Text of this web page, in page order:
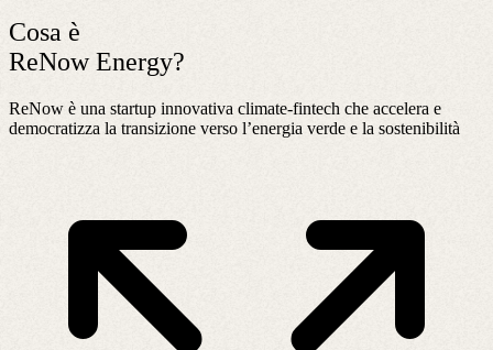
Cosa è
ReNow Energy?
ReNow è una startup innovativa climate-fintech che accelera e
democratizza la transizione verso l’energia verde e la sostenibilità